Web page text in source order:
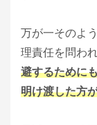
万が一そのよ
理責任を問わ
避するために
明け渡した方